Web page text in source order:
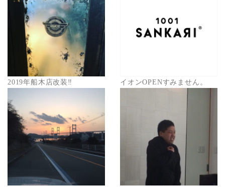
2019年船木店改装‼️ イオンOPENすみません。